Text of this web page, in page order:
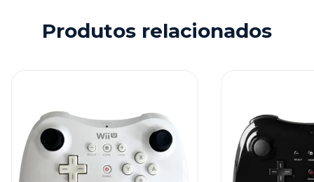
Produtos relacionados